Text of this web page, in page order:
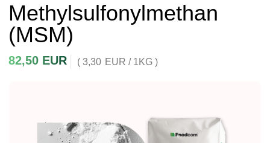
Methylsulfonylmethan
(MSM)
82,50 EUR ( 3,30 EUR / 1KG )